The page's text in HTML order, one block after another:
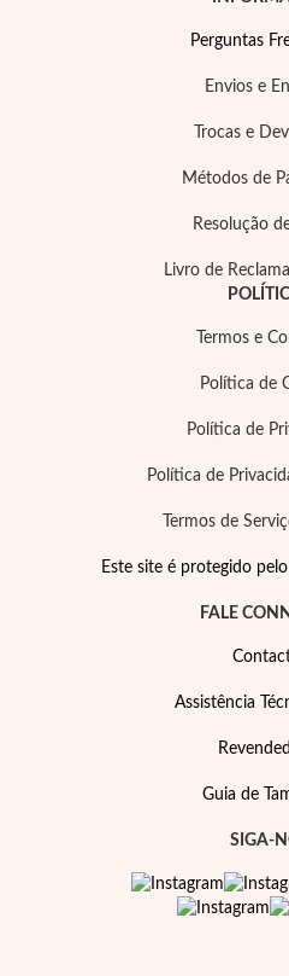
Joias de Festa
Perguntas
Envios e
Trocas e
Métodos de
Resolução
Livro de
Termos e
Política de
Política de
Política de
Termos de
Este site é protegido
FALE
Assistência
Guia de
SIGA-